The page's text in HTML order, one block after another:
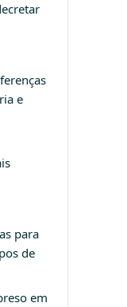
e
para
de
em